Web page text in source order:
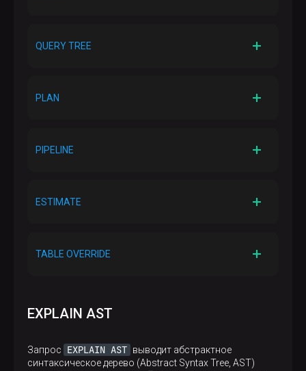
которую ADQM заменит исходный текст запроса
QUERY TREE
PLAN
используется по умолчанию
PIPELINE
ESTIMATE
данных, которые будут обработаны при
TABLE OVERRIDE
переопределения схемы таблицы для движка баз
данных MaterializedMySQL
EXPLAIN AST
Запрос EXPLAIN AST выводит абстрактное
синтаксическое дерево (Abstract Syntax Tree, AST)